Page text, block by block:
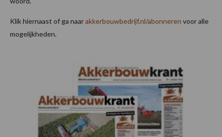
Klik hiernaast of ga naarakkerbouwbedrijf.nl/abonneren voor alle
mogelijkheden.